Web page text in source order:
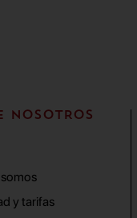
NOSOTROS
y tarifas